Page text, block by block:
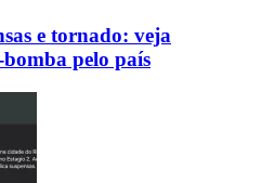
e tornado: veja
pelo país